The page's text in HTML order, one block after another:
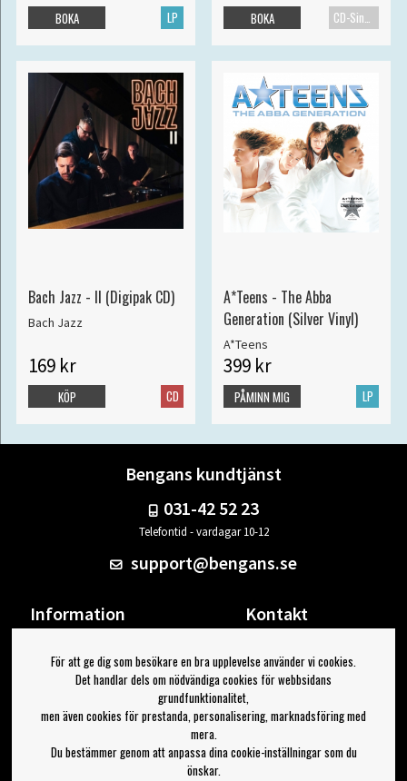
LP
BOKA BOKA
Bach Jazz - II (Digipak CD)
Bach Jazz
169 kr
CD
KÖP
A*Teens - The Abba
Generation (Silver Vinyl)
A*Teens
399 kr
LP
PÅMINN MIG
Bengans kundtjänst
031-42 52 23
Telefontid - vardagar 10-12
support@bengans.se
Information
Om Bengans
FAQ / Köp- & Leveransvillkor
Kontakt
Din sida
Logga ut
Jag vill ha tips från Bengans
För att ge dig som besökare en bra upplevelse använder vi cookies.
Det handlar dels om nödvändiga cookies för webbsidans
grundfunktionalitet,
men även cookies för prestanda, personalisering, marknadsföring med
mera.
Du bestämmer genom att anpassa dina cookie-inställningar som du
önskar.